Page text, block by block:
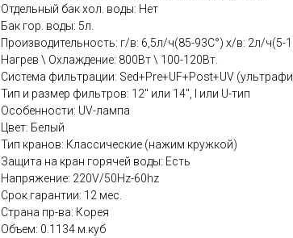
Отдельный бак хол. воды: Нет
Бак гор. воды: 5л.
Производительность: г/в: 6,5л/ч(85-93C°) х/в: 2л/ч(5-
Нагрев \ Охлаждение: 800Вт \ 100-120Вт.
Система фильтрации: Sed+Pre+UF+Post+UV
Тип и размер фильтров: 12" или 14", I или U-тип
Особенности: UV-лампа
Цвет: Белый
Тип кранов: Классические (нажим кружкой)
Защита на кран горячей воды: Есть
Напряжение: 220V/50Hz-60hz
Срок гарантии: 12 мес.
Страна пр-ва: Корея
Объем: 0.1134 м.куб